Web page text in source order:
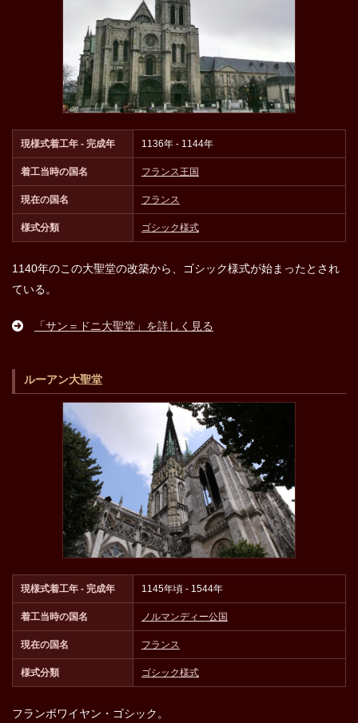
現様式着工年 - 完成年 1136年 - 1144年
着工当時の国名 フランス王国
現在の国名 フランス
様式分類 ゴシック様式
1140年のこの大聖堂の改築から、ゴシック様式が始まったとされ
ている。
「サン＝ドニ大聖堂」を詳しく見る
ルーアン大聖堂
現様式着工年 - 完成年 1145年頃 - 1544年
着工当時の国名 ノルマンディー公国
現在の国名 フランス
様式分類 ゴシック様式
フランボワイヤン・ゴシック。